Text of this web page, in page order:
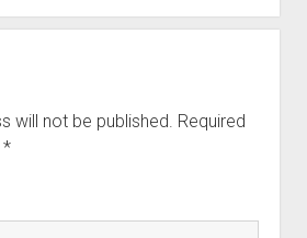
will not be published. Required
*